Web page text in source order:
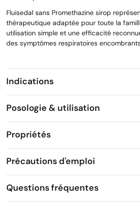
Fluisedal sans Promethazine sirop
thérapeutique adaptée pour toute la
utilisation simple et une efficacité
des symptômes respiratoires
Indications
Posologie & utilisation
Propriétés
Précautions d'emploi
Questions fréquentes